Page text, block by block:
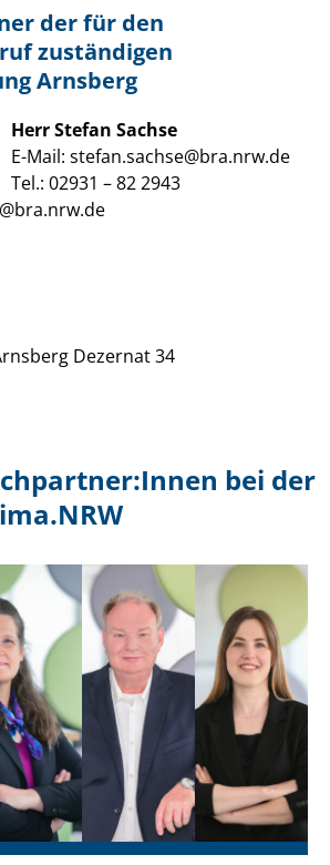
der für den
zuständigen
Arnsberg
Herr Stefan Sachse
E-Mail: stefan.sachse@bra.nrw.de
Tel.: 02931 – 82 2943
Dezernat 34
bei der